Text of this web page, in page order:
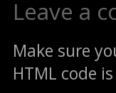
Leave a
Make sure
HTML code